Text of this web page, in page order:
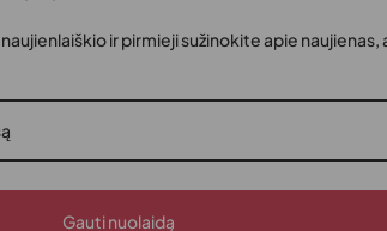
ir pirmieji sužinokite apie naujienas,
Gauti nuolaidą